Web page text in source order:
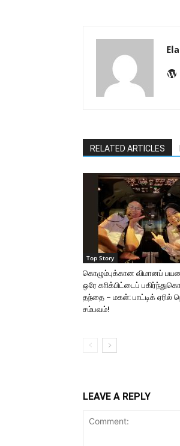
RELATED ARTICLES
Top Story
கொழும்புக்கான விமானப்
ஒரே காிக்பிட்டைப்
தந்தை – மகள்: பாட்டிக் ஏரில்
சம்பவம்!
LEAVE A REPLY